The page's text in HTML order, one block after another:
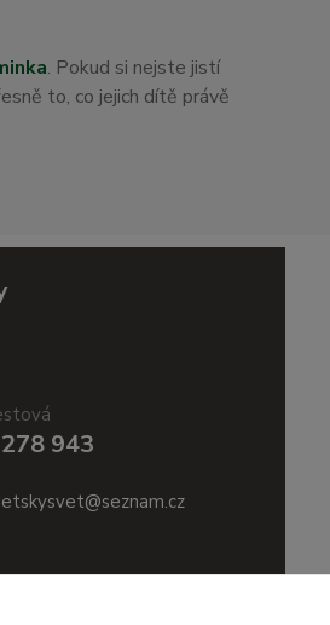
. Pokud si nejste jistí
to, co jejich dítě právě
943